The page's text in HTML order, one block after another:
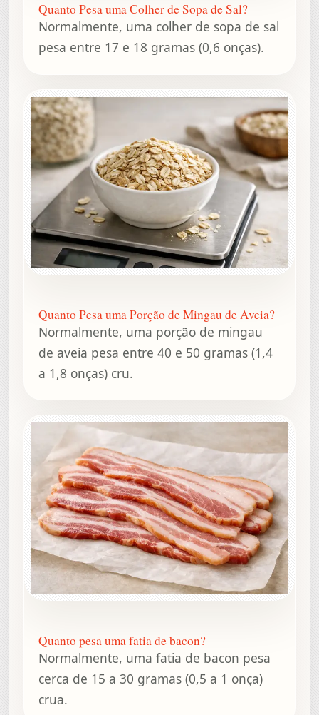
Quanto Pesa uma Colher de Sopa de Sal?
Normalmente, uma colher de sopa de sal
pesa entre 17 e 18 gramas (0,6 onças).
Quanto Pesa uma Porção de Mingau de Aveia?
Normalmente, uma porção de mingau
de aveia pesa entre 40 e 50 gramas (1,4
a 1,8 onças) cru.
Quanto pesa uma fatia de bacon?
Normalmente, uma fatia de bacon pesa
cerca de 15 a 30 gramas (0,5 a 1 onça)
crua.